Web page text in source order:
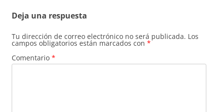
Deja una respuesta
Tu dirección de correo electrónico no será publicada. Los
campos obligatorios están marcados con *
Comentario *